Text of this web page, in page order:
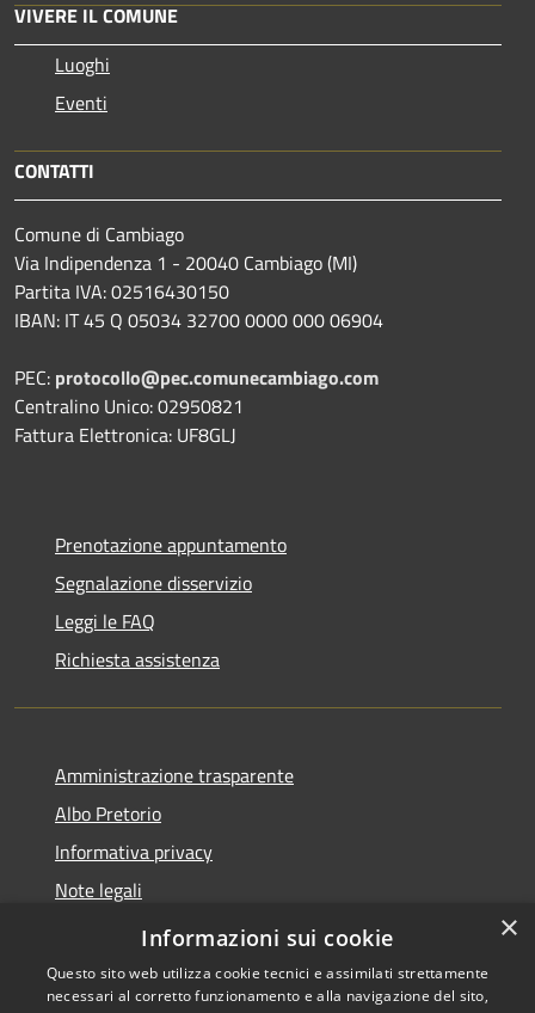
VIVERE IL COMUNE
Luoghi
Eventi
CONTATTI
Comune di Cambiago
Via Indipendenza 1 - 20040 Cambiago (MI)
Partita IVA: 02516430150
IBAN: IT 45 Q 05034 32700 0000 000 06904
PEC: protocollo@pec.comunecambiago.com
Centralino Unico: 02950821
Fattura Elettronica: UF8GLJ
Prenotazione appuntamento
Segnalazione disservizio
Leggi le FAQ
Richiesta assistenza
Amministrazione trasparente
Albo Pretorio
Informativa privacy
Note legali
Dichiarazione di accessibilità
×
Informazioni sui cookie
Questo sito web utilizza cookie tecnici e assimilati strettamente
necessari al corretto funzionamento e alla navigazione del sito,